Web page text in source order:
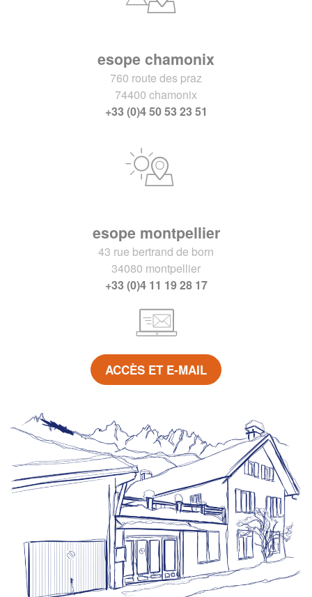
esope chamonix
760 route des praz
74400 chamonix
+33 (0)4 50 53 23 51
esope montpellier
43 rue bertrand de born
34080 montpellier
+33 (0)4 11 19 28 17
ACCÈS ET E-MAIL